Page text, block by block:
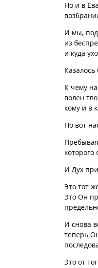
Но и в
И мы,
из
и куда
Казалось
К чему
волен
кому и в
Но вот
И Дух
Это тот
Это Он
И снова
теперь
Это от